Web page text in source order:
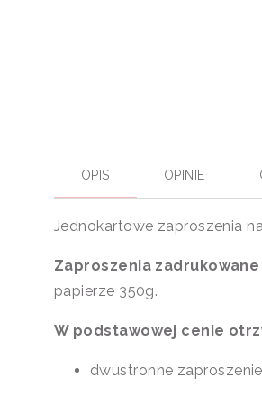
OPIS OPINIE
Jednokartowe zaproszenia
Zaproszenia
papierze 350g.
W podstawowej cenie
dwustronne